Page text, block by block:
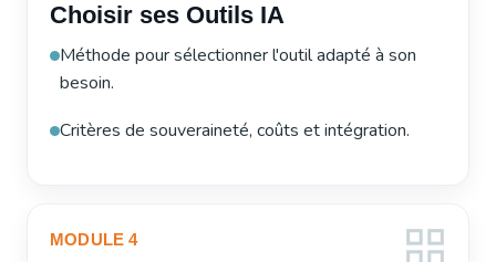
Choisir ses Outils IA
Méthode pour sélectionner l'outil adapté à son
besoin.
Critères de souveraineté, coûts et intégration.
MODULE 4